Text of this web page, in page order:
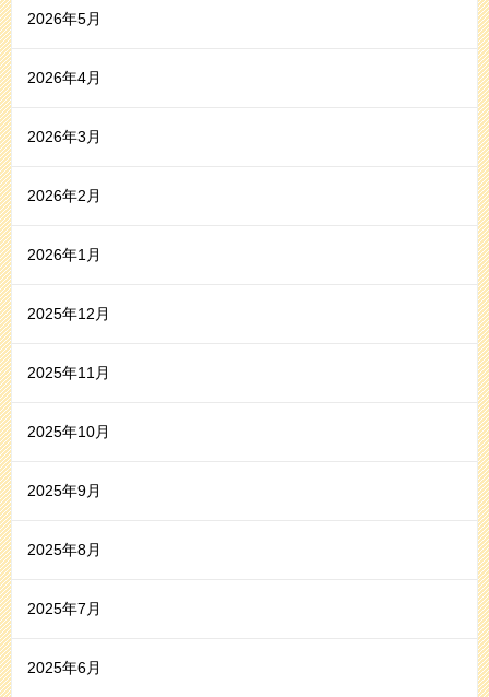
2026年5月
2026年4月
2026年3月
2026年2月
2026年1月
2025年12月
2025年11月
2025年10月
2025年9月
2025年8月
2025年7月
2025年6月